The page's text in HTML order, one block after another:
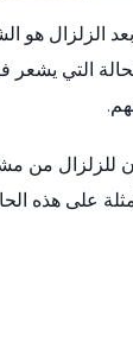
الزلزال هو
التي يشعر
للزلزال من
على هذه